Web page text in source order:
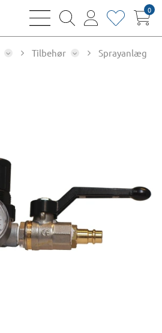
bars
magnifying
user
heart0
Tilbehør Sprayanlæg